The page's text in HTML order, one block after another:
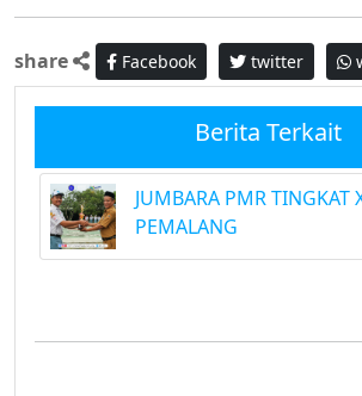
share Facebook twitter
Berita Terkait
JUMBARA PMR TINGKAT
PEMALANG